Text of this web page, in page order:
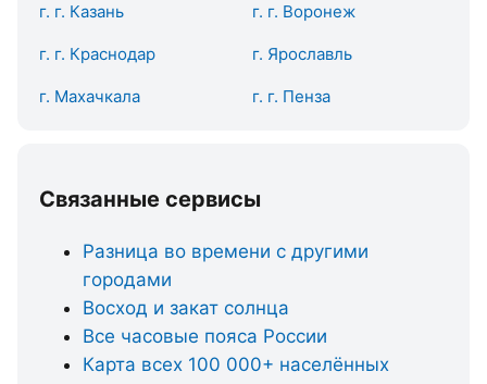
г. г. Казань г. г. Воронеж
г. г. Краснодар г. Ярославль
г. Махачкала г. г. Пенза
Связанные сервисы
Разница во времени с другими
городами
Восход и закат солнца
Все часовые пояса России
Карта всех 100 000+ населённых